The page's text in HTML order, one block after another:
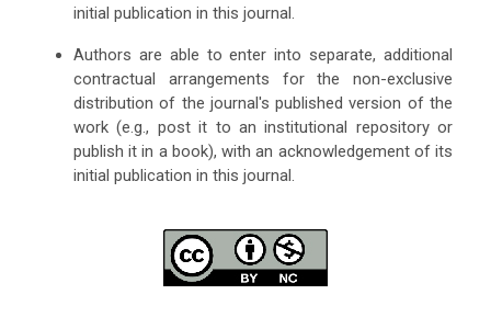
initial publication in this journal.
Authors are able to enter into separate, additional
contractual arrangements for the non-exclusive
distribution of the journal's published version of the
work (e.g., post it to an institutional repository or
publish it in a book), with an acknowledgement of its
initial publication in this journal.